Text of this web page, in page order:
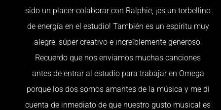
sido un placer colaborar con Ralphie, ¡es un torbellino
de energía en el estudio! También es un espíritu muy
alegre, súper creativo e increíblemente generoso.
Recuerdo que nos enviamos muchas canciones
antes de entrar al estudio para trabajar en Omega
porque los dos somos amantes de la música y me di
cuenta de inmediato de que nuestro gusto musical es